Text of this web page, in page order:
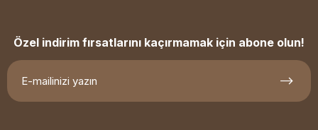
Özel indirim fırsatlarını kaçırmamak için abone olun!